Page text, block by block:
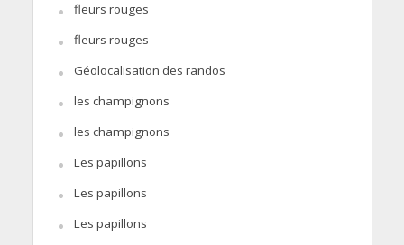
fleurs rouges
fleurs rouges
Géolocalisation des randos
les champignons
les champignons
Les papillons
Les papillons
Les papillons